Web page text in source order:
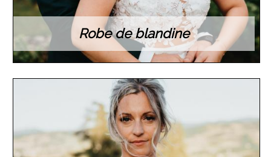
Robe de blandine